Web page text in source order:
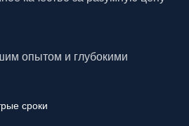
опытом и глубокими
сроки